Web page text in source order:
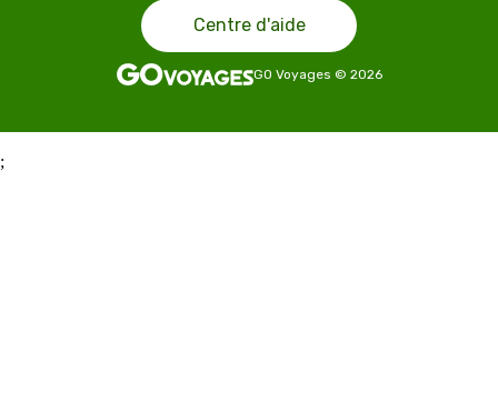
Centre d'aide
GO Voyages © 2026
;